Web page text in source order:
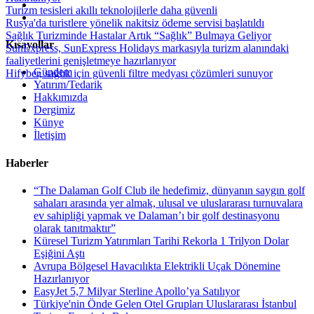
Turizm tesisleri akıllı teknolojilerle daha güvenli
Rusya'da turistlere yönelik nakitsiz ödeme servisi başlatıldı
Sağlık Turizminde Hastalar Artık “Sağlık” Bulmaya Geliyor
SunExpress, SunExpress Holidays markasıyla turizm alanındaki
faaliyetlerini genişletmeye hazırlanıyor
Hifyber, sağlık için güvenli filtre medyası çözümleri sunuyor
Kısayollar
Gündem
Yatırım/Tedarik
Hakkımızda
Dergimiz
Künye
İletişim
Haberler
“The Dalaman Golf Club ile hedefimiz, dünyanın saygın golf
sahaları arasında yer almak, ulusal ve uluslararası turnuvalara
ev sahipliği yapmak ve Dalaman’ı bir golf destinasyonu
olarak tanıtmaktır”
Küresel Turizm Yatırımları Tarihi Rekorla 1 Trilyon Dolar
Eşiğini Aştı
Avrupa Bölgesel Havacılıkta Elektrikli Uçak Dönemine
Hazırlanıyor
EasyJet 5,7 Milyar Sterline Apollo’ya Satılıyor
Türkiye'nin Önde Gelen Otel Grupları Uluslararası İstanbul